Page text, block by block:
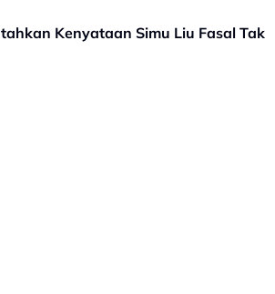
Kenyataan Simu Liu Fasal Tak